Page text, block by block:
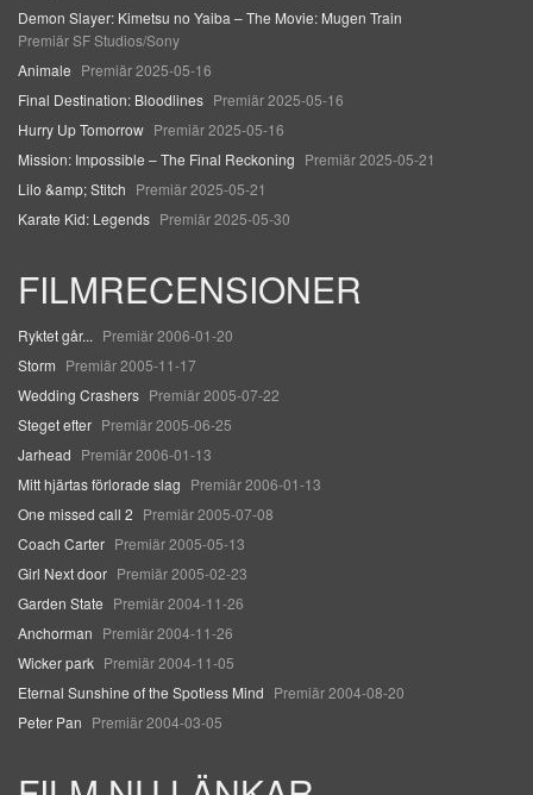
Demon Slayer: Kimetsu no Yaiba – The Movie: Mugen Train
Premiär SF Studios/Sony
Animale Premiär 2025-05-16
Final Destination: Bloodlines Premiär 2025-05-16
Hurry Up Tomorrow Premiär 2025-05-16
Mission: Impossible – The Final Reckoning Premiär 2025-05-21
Lilo &amp; Stitch Premiär 2025-05-21
Karate Kid: Legends Premiär 2025-05-30
FILMRECENSIONER
Ryktet går... Premiär 2006-01-20
Storm Premiär 2005-11-17
Wedding Crashers Premiär 2005-07-22
Steget efter Premiär 2005-06-25
Jarhead Premiär 2006-01-13
Mitt hjärtas förlorade slag Premiär 2006-01-13
One missed call 2 Premiär 2005-07-08
Coach Carter Premiär 2005-05-13
Girl Next door Premiär 2005-02-23
Garden State Premiär 2004-11-26
Anchorman Premiär 2004-11-26
Wicker park Premiär 2004-11-05
Eternal Sunshine of the Spotless Mind Premiär 2004-08-20
Peter Pan Premiär 2004-03-05